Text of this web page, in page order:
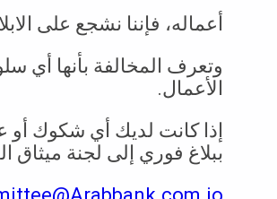
أعماله، فإننا نشجع على
وتعرف المخالفة بأنها أي
الأعمال.
إذا كانت لديك أي شكوك
ببلاغ فوري إلى لجنة ميثاق